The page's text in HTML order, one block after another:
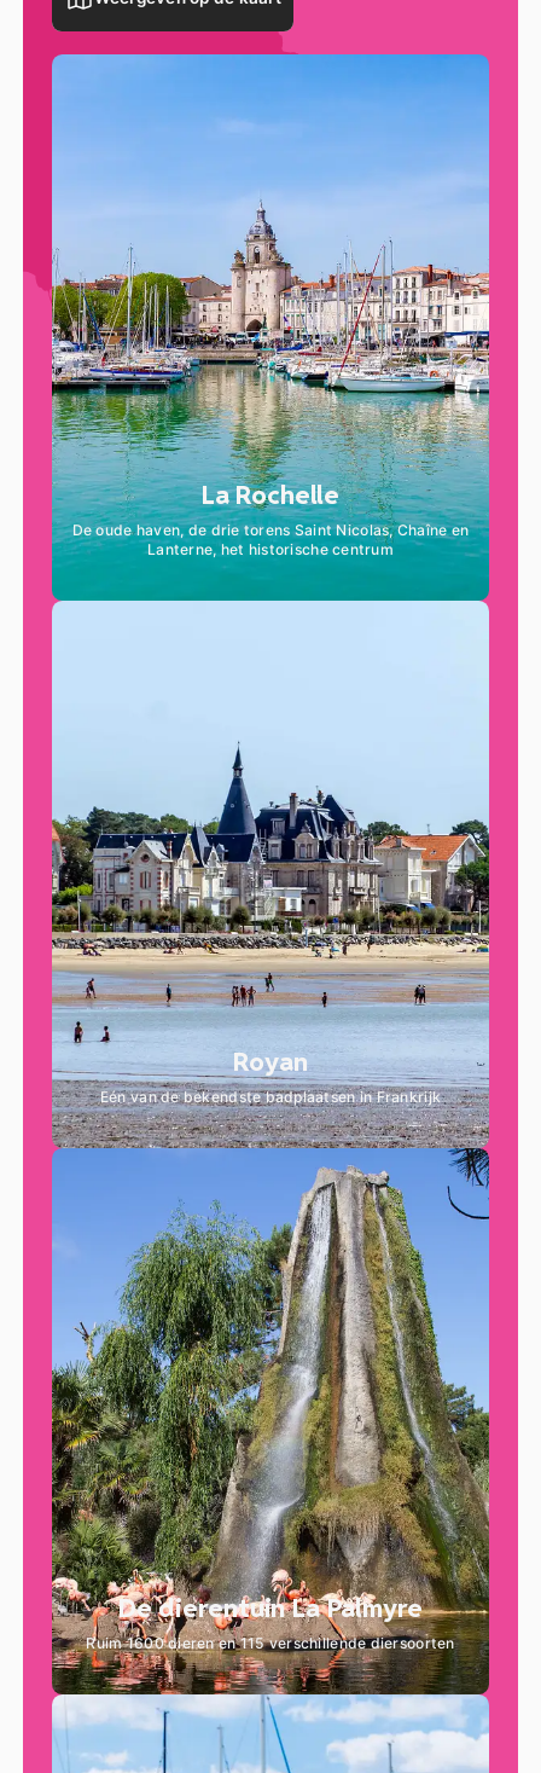
La Rochelle
De oude haven, de drie torens Saint Nicolas, Chaîne en
Lanterne, het historische centrum
Royan
Eén van de bekendste badplaatsen in Frankrijk
De dierentuin La Palmyre
Ruim 1600 dieren en 115 verschillende diersoorten